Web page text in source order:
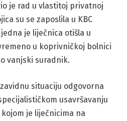
je rad u vlastitoj privatnoj
su se zaposlila u KBC
je liječnica otišla u
u koprivničkoj bolnici
vanjski suradnik.
situaciju odgovorna
usavršavanju
je liječnicima na